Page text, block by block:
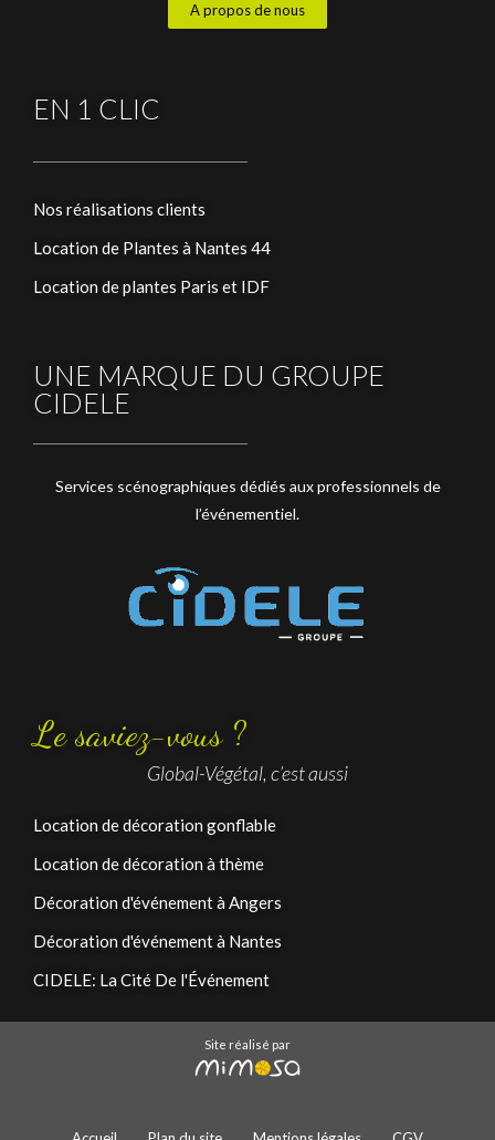
A propos de nous
EN 1 CLIC
Nos réalisations clients
Location de Plantes à Nantes 44
Location de plantes Paris et IDF
UNE MARQUE DU GROUPE
CIDELE
Services scénographiques dédiés aux professionnels de
l’événementiel.
Le saviez-vous ?
Global-Végétal, c’est aussi
Location de décoration gonflable
Location de décoration à thème
Décoration d'événement à Angers
Décoration d'événement à Nantes
CIDELE: La Cité De l'Événement
Site réalisé par